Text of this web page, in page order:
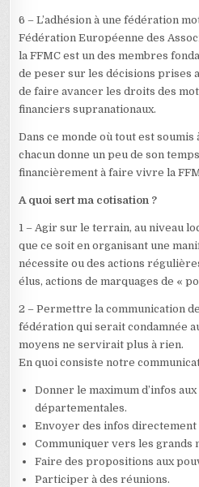
6 – L’adhésion à une fédération
Fédération Européenne des
la FFMC est un des membres
de peser sur les décisions prises
de faire avancer les droits des
financiers supranationaux.
Dans ce monde où tout est soumis
chacun donne un peu de son
financièrement à faire vivre la
A quoi sert ma cotisation ?
1 – Agir sur le terrain, au niveau
que ce soit en organisant une
nécessite ou des actions
élus, actions de marquages de «
2 – Permettre la communication
fédération qui serait condamnée
moyens ne servirait plus à rien.
En quoi consiste notre
Donner le maximum d’infos
départementales.
Envoyer des infos directement
Communiquer vers les grands
Faire des propositions aux
Participer à des réunions.